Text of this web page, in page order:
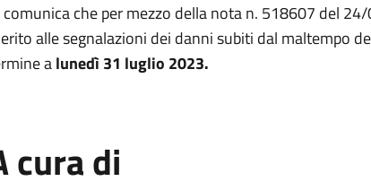
comunica che per mezzo della nota n. 518607 del
alle segnalazioni dei danni subiti dal maltempo
alunedì 31 luglio 2023.
cura di